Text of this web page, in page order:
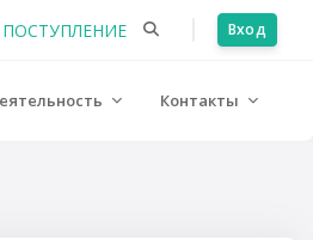
Вход
Контакты